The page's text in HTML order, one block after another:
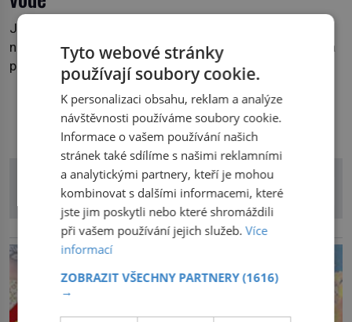
Je pozdní noc a po hladině Dunaje kráčí žena. Neklesá,
nezanechává vlny a pohybuje se tiše, jako by černá voda
pod ní byla dlažbou. Muž, který ji z břehu pozoruje, ji
údajně poznává, jenže Ruža Vlajna má být v tu chvíli
mrtvá celé století. Vesnice Kisiljevo v severovýchodním
Srbsku má s upíry nevyřízené účty. […]
DALŠÍ ČLÁNKY Z RUBRIKY
reklama
Tyto webové stránky
používají soubory cookie.
K personalizaci obsahu, reklam a analýze
návštěvnosti používáme soubory cookie.
Informace o vašem používání našich
stránek také sdílíme s našimi reklamními
a analytickými partnery, kteří je mohou
kombinovat s dalšími informacemi, které
jste jim poskytli nebo které shromáždili
při vašem používání jejich služeb.Více
informací
ZOBRAZIT VŠECHNY PARTNERY(1616)
→